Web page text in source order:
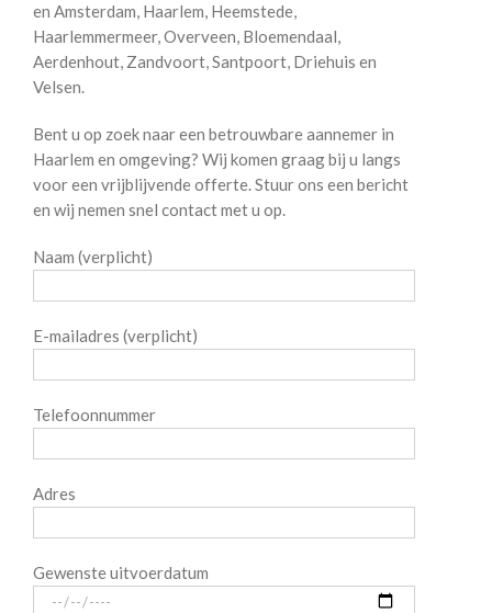
en Amsterdam, Haarlem, Heemstede,
Haarlemmermeer, Overveen, Bloemendaal,
Aerdenhout, Zandvoort, Santpoort, Driehuis en
Velsen.
Bent u op zoek naar een betrouwbare aannemer in
Haarlem en omgeving? Wij komen graag bij u langs
voor een vrijblijvende offerte. Stuur ons een bericht
en wij nemen snel contact met u op.
Naam (verplicht)
E-mailadres (verplicht)
Telefoonnummer
Adres
Gewenste uitvoerdatum